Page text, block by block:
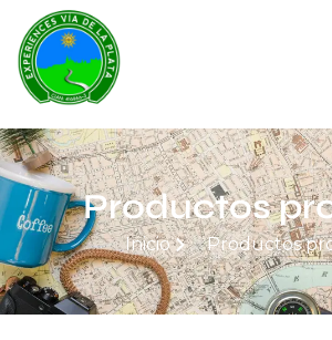
Productos
Inicio Productos